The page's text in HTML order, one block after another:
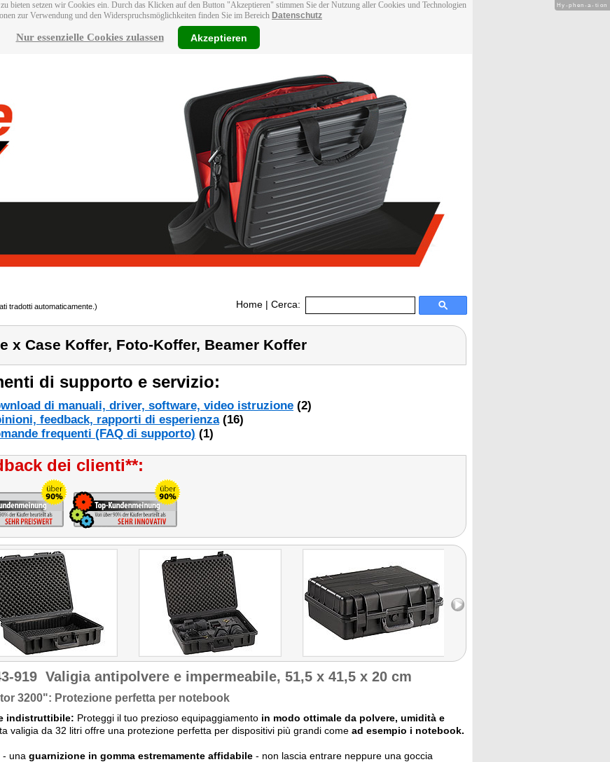
bieten setzen wir Cookies ein. Durch das Klicken auf den Button "Akzeptieren" stimmen Sie der Nutzung aller Cookies und Technologien
zur Verwendung und den Widerspruchsmöglichkeiten finden Sie im Bereich Datenschutz
Nur essenzielle Cookies zulassen Akzeptieren
tradotti automaticamente.) Home | Cerca:
x Case Koffer, Foto-Koffer, Beamer Koffer
di supporto e servizio:
di manuali, driver, software, video istruzione (2)
feedback, rapporti di esperienza(16)
frequenti (FAQ di supporto) (1)
dei clienti**:
919 Valigia antipolvere e impermeabile, 51,5 x 41,5 x 20 cm
3200": Protezione perfetta per notebook
indistruttibile: Proteggi il tuo prezioso equipaggiamento in modo ottimale da polvere, umidità e
valigia da 32 litri offre una protezione perfetta per dispositivi più grandi come ad esempio i notebook.
- una guarnizione in gomma estremamente affidabile - non lascia entrare neppure una goccia
Hy-phen-a-tion